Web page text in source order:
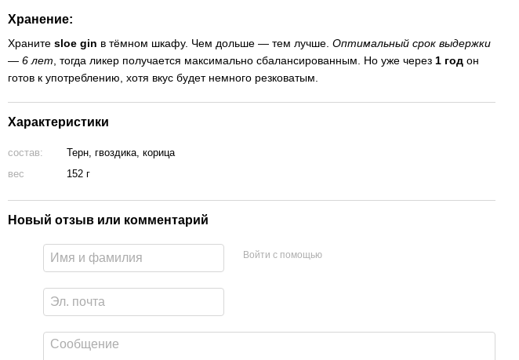
Хранение:
Храните sloe gin в тёмном шкафу. Чем дольше — тем лучше. Оптимальный срок выдержки
— 6 лет , тогда ликер получается максимально сбалансированным. Но уже через 1 год он
готов к употреблению, хотя вкус будет немного резковатым.
Характеристики
состав:
Терн, гвоздика, корица
вес
152 г
Новый отзыв или комментарий
Войти с помощью